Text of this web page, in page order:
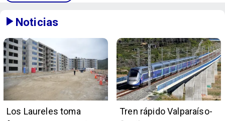
Noticias
Los Laureles toma
Tren rápido Valparaíso-